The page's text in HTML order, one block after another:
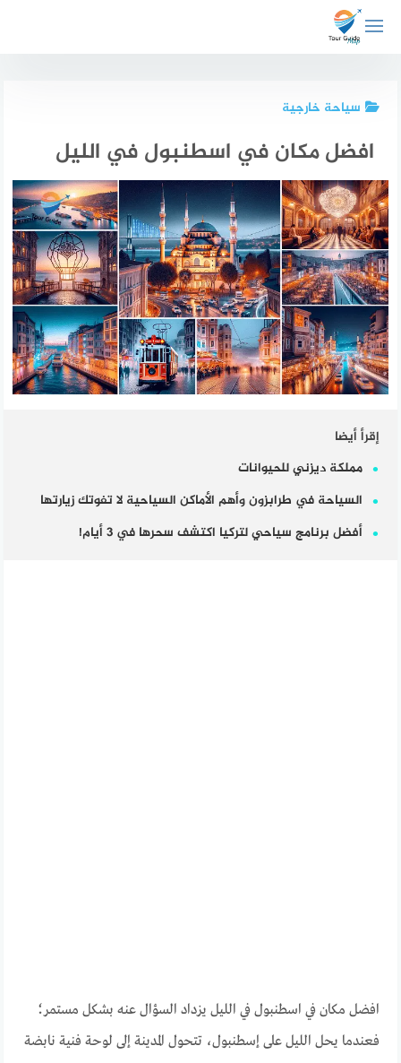
المحتوى
سياحة خارجية
افضل مكان في اسطنبول في الليل
إقرأ أيضا
مملكة ديزني للحيوانات
السياحة في طرابزون وأهم الأماكن السياحية لا تفوتك زيارتها
أفضل برنامج سياحي لتركيا اكتشف سحرها في 3 أيام!
افضل مكان في اسطنبول في الليل يزداد السؤال عنه بشكل مستمر؛
فعندما يحل الليل على إسطنبول، تتحول المدينة إلى لوحة فنية نابضة